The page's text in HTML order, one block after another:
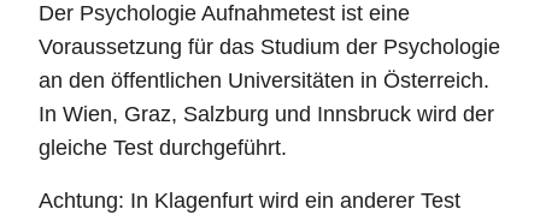
Der Psychologie Aufnahmetest ist eine
Voraussetzung für das Studium der Psychologie
an den öffentlichen Universitäten in Österreich.
In Wien, Graz, Salzburg und Innsbruck wird der
gleiche Test durchgeführt.
Achtung: In Klagenfurt wird ein anderer Test